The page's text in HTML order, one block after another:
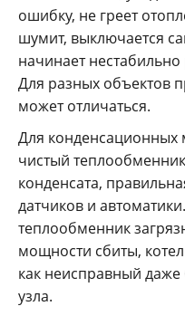
ошибку, не греет
шумит, выключается
начинает
Для разных объектов
может отличаться.
Для
чистый
конденсата,
датчиков и
теплообменник
мощности сбиты,
как неисправный
узла.